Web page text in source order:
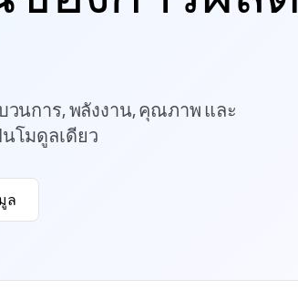
วนการ, พลังงาน, คุณภาพ และ
โมดูลเดียว
ล